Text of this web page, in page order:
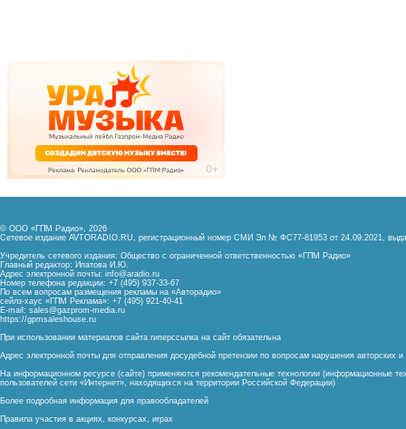
© ООО «ГПМ Радио», 2026
Сетевое издание AVTORADIO.RU, регистрационный номер СМИ Эл № ФС77-81953 от 24.09.2021,
Учредитель сетевого издания: Общество с ограниченной ответственностью «ГПМ Радио»
Главный редактор: Ипатова И.Ю.
Адрес электронной почты: info@aradio.ru
Номер телефона редакции: +7 (495) 937-33-67
По всем вопросам размещения рекламы на «Авторадио»
сейлз-хаус «ГПМ Реклама»: +7 (495) 921-40-41
E-mail: sales@gazprom-media.ru
https://gpmsaleshouse.ru
При использовании материалов сайта гиперссылка на сайт обязательна
Адрес электронной почты для отправления досудебной претензии по вопросам нарушения авторских
На информационном ресурсе (сайте) применяются рекомендательные технологии (информационные
пользователей сети «Интернет», находящихся на территории Российской Федерации)
Более подробная информация для правообладателей
Правила участия в акциях, конкурсах, играх